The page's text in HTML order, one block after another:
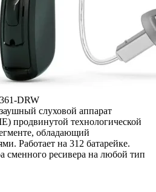
DRW
слуховой аппарат
продвинутой технологической
обладающий
Работает на 312 батарейке.
сменного ресивера на любой тип